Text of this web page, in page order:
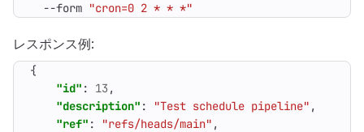
  --form
"cron=0 2 * * *"
レスポンス例:
{
"id" : 13 ,
"description" : "Test schedule pipeline" ,
"ref" : "refs/heads/main" ,